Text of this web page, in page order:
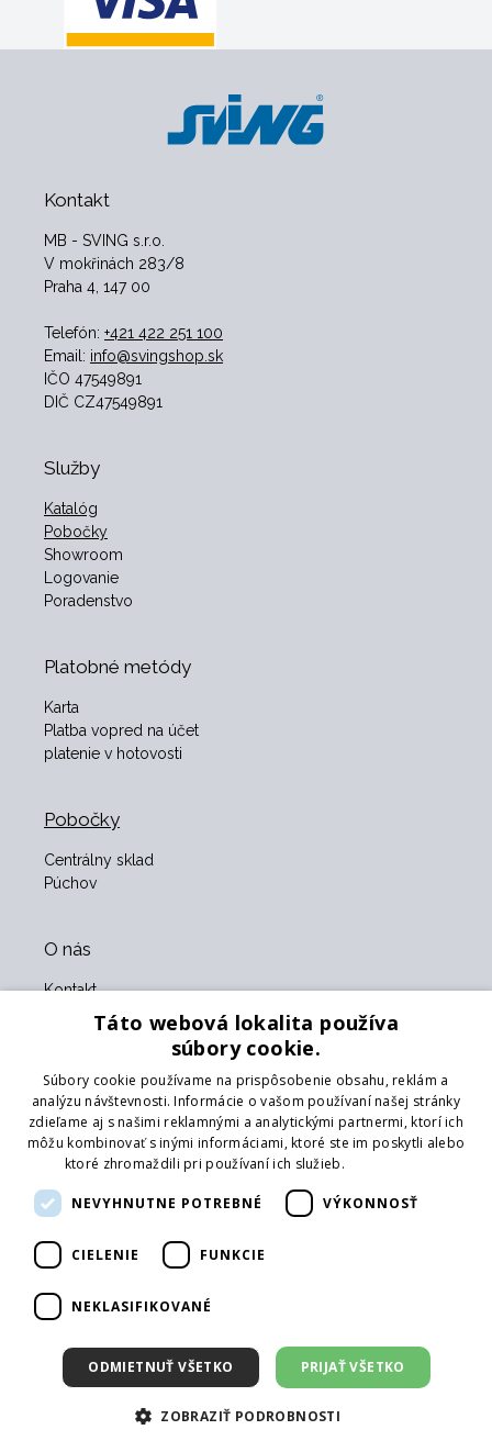
Kontakt
MB - SVING s.r.o.
V mokřinách 283/8
Praha 4, 147 00
Telefón: +421 422 251 100
Email: info@svingshop.sk
IČO 47549891
DIČ CZ47549891
Služby
Katalóg
Pobočky
Showroom
Logovanie
Poradenstvo
Platobné metódy
Karta
Platba vopred na účet
platenie v hotovosti
Pobočky
Centrálny sklad
Púchov
O nás
Kontakt
Obchodné podmienky
Naši partneri
Formulár na vrátenie tovaru
Vrátenie tovaru
Doprava
Sledujte nás
Prihlásiť mailing
Táto webová lokalita používa
súbory cookie.
Súbory cookie používame na prispôsobenie obsahu, reklám a
analýzu návštevnosti. Informácie o vašom používaní našej stránky
zdieľame aj s našimi reklamnými a analytickými partnermi, ktorí ich
môžu kombinovať s inými informáciami, ktoré ste im poskytli alebo
ktoré zhromaždili pri používaní ich služieb.
NEVYHNUTNE POTREBNÉ VÝKONNOSŤ
CIELENIE FUNKCIE
NEKLASIFIKOVANÉ
PRIJAŤ VŠETKO
ODMIETNUŤ VŠETKO
ZOBRAZIŤ PODROBNOSTI